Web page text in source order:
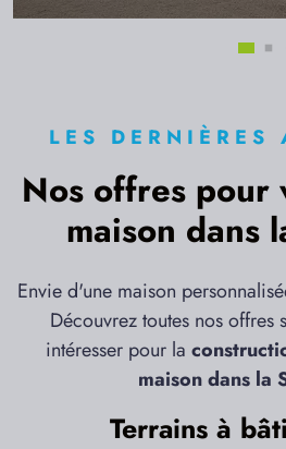
LES DERNIÈRES
Nos offres pour
maison dans
Envie d'une maison
Découvrez toutes nos offres
intéresser pour la
maison dans la
Terrains à